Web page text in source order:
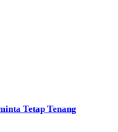
Tetap Tenang